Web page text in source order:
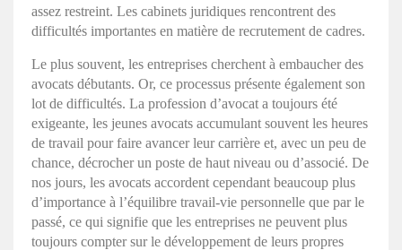
assez restreint. Les cabinets juridiques rencontrent des
difficultés importantes en matière de recrutement de cadres.
Le plus souvent, les entreprises cherchent à embaucher des
avocats débutants. Or, ce processus présente également son
lot de difficultés. La profession d’avocat a toujours été
exigeante, les jeunes avocats accumulant souvent les heures
de travail pour faire avancer leur carrière et, avec un peu de
chance, décrocher un poste de haut niveau ou d’associé. De
nos jours, les avocats accordent cependant beaucoup plus
d’importance à l’équilibre travail-vie personnelle que par le
passé, ce qui signifie que les entreprises ne peuvent plus
toujours compter sur le développement de leurs propres